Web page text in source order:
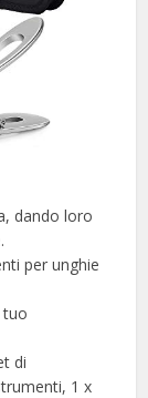
dando loro
per unghie
tuo
di
1 x